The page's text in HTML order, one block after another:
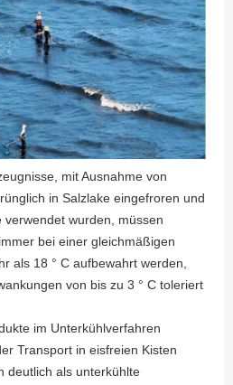
mit Ausnahme von
in Salzlake eingefroren und
wurden, müssen
bei einer gleichmäßigen
als 18 ° C aufbewahrt werden,
von bis zu 3 ° C toleriert
im Unterkühlverfahren
Transport in eisfreien Kisten
deutlich als unterkühlte